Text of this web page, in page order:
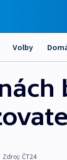
Volby
Zdroj: ČT24